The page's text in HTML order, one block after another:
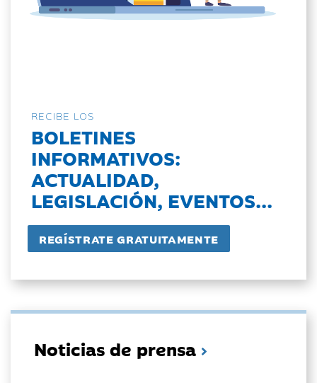
RECIBE LOS
BOLETINES
INFORMATIVOS:
ACTUALIDAD,
LEGISLACIÓN, EVENTOS...
Noticias de prensa